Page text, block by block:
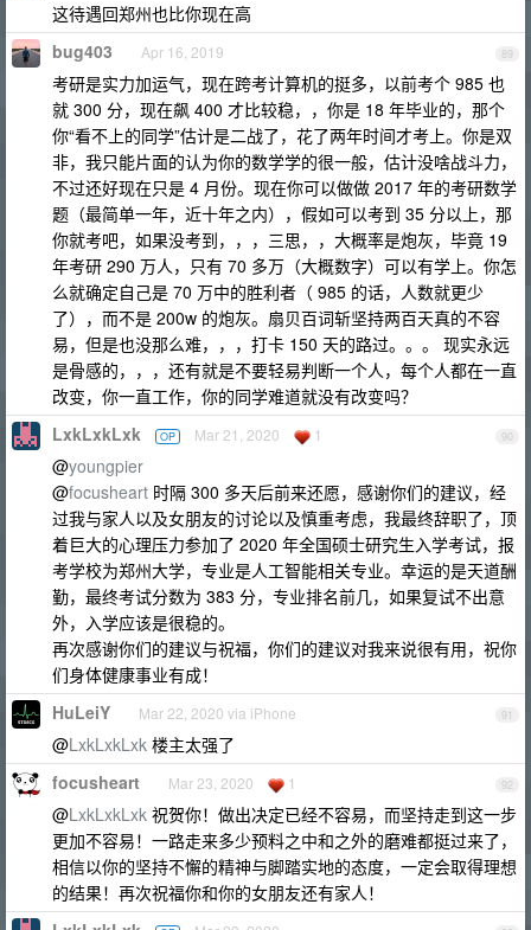
这待遇回郑州也比你现在高
89
bug403 Apr 16, 2019
考研是实力加运气，现在跨考计算机的挺多，以前考个 985 也
就 300 分，现在飙 400 才比较稳，，你是 18 年毕业的，那个
你“看不上的同学”估计是二战了，花了两年时间才考上。你是双
非，我只能片面的认为你的数学学的很一般，估计没啥战斗力，
不过还好现在只是 4 月份。现在你可以做做 2017 年的考研数学
题（最简单一年，近十年之内），假如可以考到 35 分以上，那
你就考吧，如果没考到，，，三思，，大概率是炮灰，毕竟 19
年考研 290 万人，只有 70 多万（大概数字）可以有学上。你怎
么就确定自己是 70 万中的胜利者（ 985 的话，人数就更少
了），而不是 200w 的炮灰。扇贝百词斩坚持两百天真的不容
易，但是也没那么难，，，打卡 150 天的路过。。。 现实永远
是骨感的，，，还有就是不要轻易判断一个人，每个人都在一直
改变，你一直工作，你的同学难道就没有改变吗？
90
LxkLxkLxk OP Mar 21, 2020 1
@youngpier
@focusheart 时隔 300 多天后前来还愿，感谢你们的建议，经
过我与家人以及女朋友的讨论以及慎重考虑，我最终辞职了，顶
着巨大的心理压力参加了 2020 年全国硕士研究生入学考试，报
考学校为郑州大学，专业是人工智能相关专业。幸运的是天道酬
勤，最终考试分数为 383 分，专业排名前几，如果复试不出意
外，入学应该是很稳的。
再次感谢你们的建议与祝福，你们的建议对我来说很有用，祝你
们身体健康事业有成！
91
HuLeiY Mar 22, 2020 via iPhone
@LxkLxkLxk 楼主太强了
92
focusheart Mar 23, 2020 1
@LxkLxkLxk 祝贺你！做出决定已经不容易，而坚持走到这一步
更加不容易！一路走来多少预料之中和之外的磨难都挺过来了，
相信以你的坚持不懈的精神与脚踏实地的态度，一定会取得理想
的结果！再次祝福你和你的女朋友还有家人！